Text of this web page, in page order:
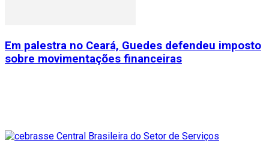
Em palestra no Ceará, Guedes defendeu imposto
sobre movimentações financeiras